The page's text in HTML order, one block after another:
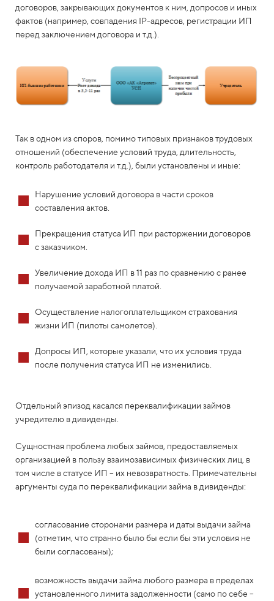
договоров, закрывающих документов к ним, допросов и иных
фактов (например, совпадения IP-адресов, регистрации ИП
перед заключением договора и т.д.).
Так в одном из споров, помимо типовых признаков трудовых
отношений (обеспечение условий труда, длительность,
контроль работодателя и т.д.), были установлены и иные:
Нарушение условий договора в части сроков
составления актов.
Прекращения статуса ИП при расторжении договоров
с заказчиком.
Увеличение дохода ИП в 11 раз по сравнению с ранее
получаемой заработной платой.
Осуществление налогоплательщиком страхования
жизни ИП (пилоты самолетов).
Допросы ИП, которые указали, что их условия труда
после получения статуса ИП не изменились.
Отдельный эпизод касался переквалификации займов
учредителю в дивиденды.
Сущностная проблема любых займов, предоставляемых
организацией в пользу взаимозависимых физических лиц, в
том числе в статусе ИП – их невозвратность. Примечательны
аргументы суда по переквалификации займа в дивиденды:
согласование сторонами размера и даты выдачи займа
(отметим, что странно было бы если бы эти условия не
были согласованы);
возможность выдачи займа любого размера в пределах
установленного лимита задолженности (само по себе –